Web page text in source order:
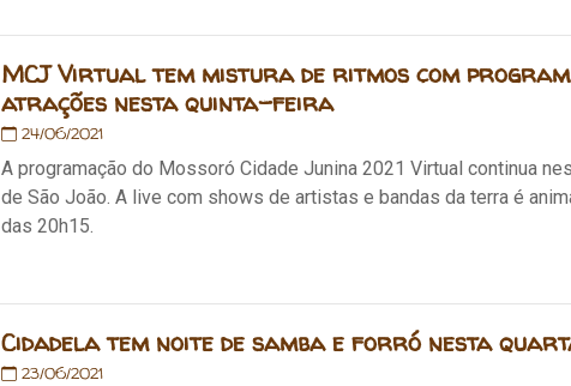
MCJ Virtual tem mistura de ritmos com
atrações nesta quinta-feira
24/06/2021
A programação do Mossoró Cidade Junina 2021 Virtual continua
de São João. A live com shows de artistas e bandas da terra é
das 20h15.
Cidadela tem noite de samba e forró nesta
23/06/2021